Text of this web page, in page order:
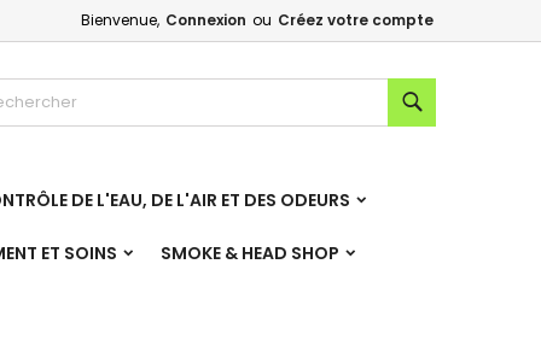
Bienvenue, Connexion ou Créez votre compte
DE L'EAU, DE L'AIR ET DES ODEURS
ET SOINS SMOKE & HEAD SHOP